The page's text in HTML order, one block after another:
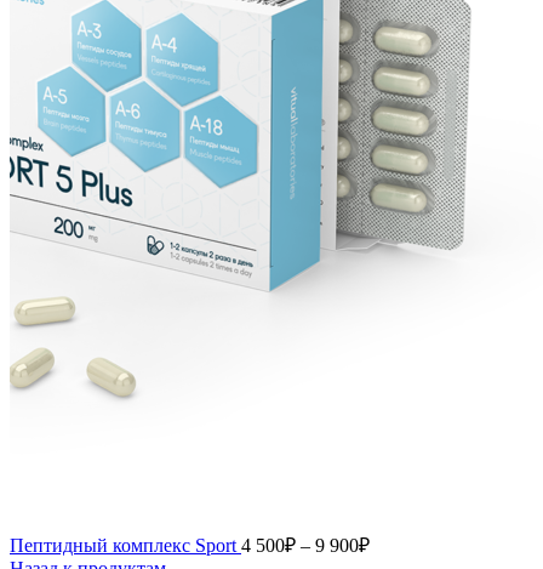
Пептидный комплекс Sport 4 500₽ – 9 900₽